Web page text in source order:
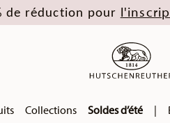
de réduction pour
Collections Soldes d’été |